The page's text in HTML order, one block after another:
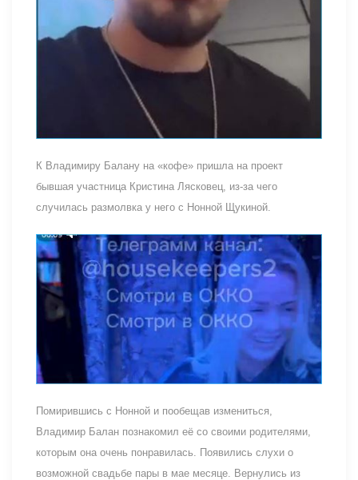
К Владимиру Балану на «кофе» пришла на проект
бывшая участница Кристина Лясковец, из-за чего
случилась размолвка у него с Нонной Щукиной.
Помирившись с Нонной и пообещав измениться,
Владимир Балан познакомил её со своими родителями,
которым она очень понравилась. Появились слухи о
возможной свадьбе пары в мае месяце. Вернулись из